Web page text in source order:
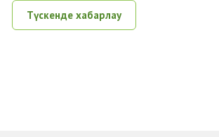
Түскенде хабарлау